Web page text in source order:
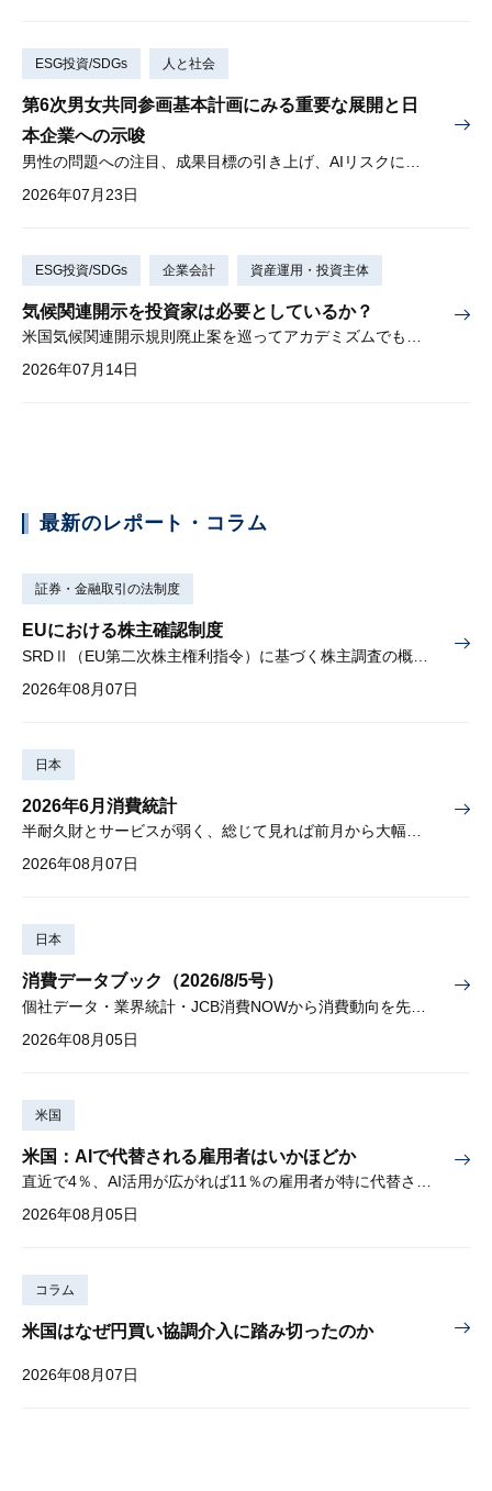
ESG投資/SDGs 人と社会
第6次男女共同参画基本計画にみる重要な展開と日
本企業への示唆
2026年07月23日
ESG投資/SDGs 企業会計 資産運用・投資主体
気候関連開示を投資家は必要としているか？
米国気候関連開示規則廃止案を巡ってアカデミズムでも激しい論争
2026年07月14日
最新のレポート・コラム
証券・金融取引の法制度
EUにおける株主確認制度
2026年08月07日
日本
2026年6月消費統計
半耐久財とサービスが弱く、総じて見れば前月から大幅に減少
2026年08月07日
日本
消費データブック（2026/8/5号）
2026年08月05日
米国
米国：AIで代替される雇用者はいかほどか
直近で4％、AI活用が広がれば11％の雇用者が特に代替されやすい
2026年08月05日
コラム
米国はなぜ円買い協調介入に踏み切ったのか
2026年08月07日